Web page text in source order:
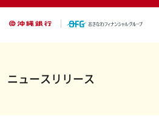
ニュースリリース